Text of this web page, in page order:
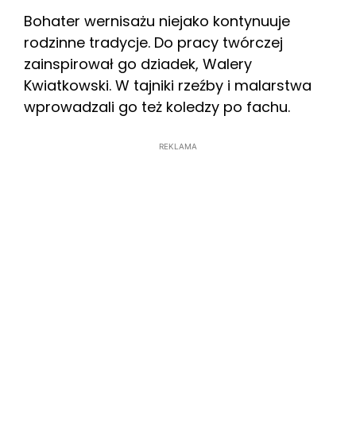
Bohater wernisażu niejako kontynuuje
rodzinne tradycje. Do pracy twórczej
zainspirował go dziadek, Walery
Kwiatkowski. W tajniki rzeźby i malarstwa
wprowadzali go też koledzy po fachu.
REKLAMA